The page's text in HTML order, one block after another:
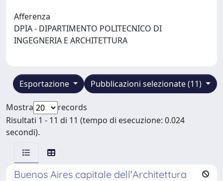
Afferenza
DPIA - DIPARTIMENTO POLITECNICO DI
INGEGNERIA E ARCHITETTURA
Pubblicazioni selezionate (11)
Esportazione
Mostra
records
Risultati 1 - 11 di 11 (tempo di esecuzione: 0.024
secondi).
Buenos Aires capitale dell'Architettura